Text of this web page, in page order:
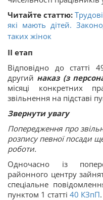
Читайте статтю:
які мають дітей.
таких жінок
ІІ етап
Відповідно до статті
другий наказ (з
місяці конкретних
звільнення на підставі
Звернути увагу
Попередження про
розпису певної посади
роботи.
Одночасно із
районного центру
спеціальне
пунктом 1 статті 40 КЗпП.